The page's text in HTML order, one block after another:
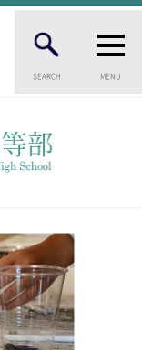
SEARCH MENU